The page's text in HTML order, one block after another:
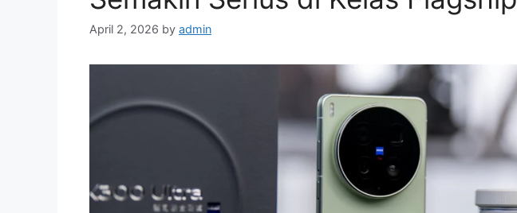
April 2, 2026 by admin